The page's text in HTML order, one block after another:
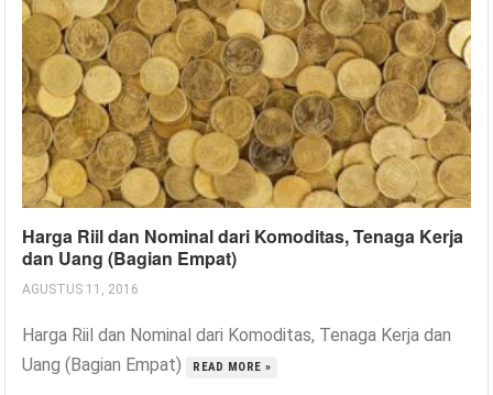
Harga Riil dan Nominal dari Komoditas, Tenaga Kerja
dan Uang (Bagian Empat)
AGUSTUS 11, 2016
Harga Riil dan Nominal dari Komoditas, Tenaga Kerja dan
Uang (Bagian Empat)
READ MORE »